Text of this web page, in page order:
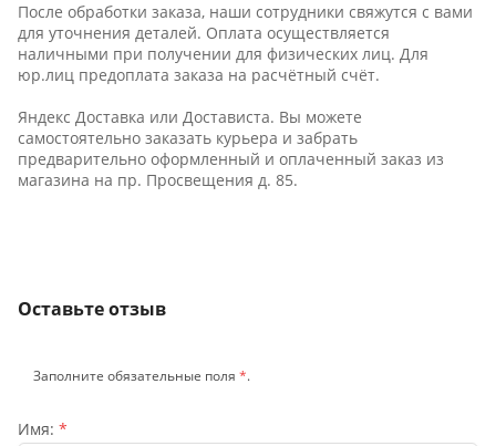
После обработки заказа, наши сотрудники свяжутся с вами
для уточнения деталей. Оплата осуществляется
наличными при получении для физических лиц. Для
юр.лиц предоплата заказа на расчётный счёт.
Яндекс Доставка или Достависта. Вы можете
самостоятельно заказать курьера и забрать
предварительно оформленный и оплаченный заказ из
магазина на пр. Просвещения д. 85.
Оставьте отзыв
Заполните обязательные поля *.
Имя: *